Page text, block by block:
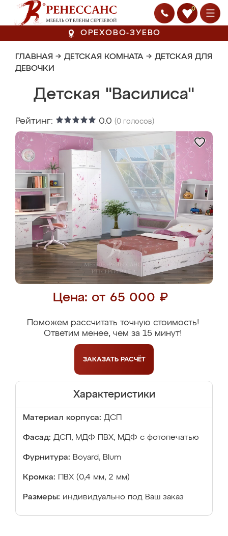
0
ОРЕХОВО-ЗУЕВО
ГЛАВНАЯ → ДЕТСКАЯ КОМНАТА → ДЕТСКАЯ ДЛЯ
ДЕВОЧКИ
Детская "Василиса"
Рейтинг: 0.0 (0 голосов)
Цена: от 65 000 ₽
Поможем рассчитать точную стоимость!
Ответим менее, чем за 15 минут!
ЗАКАЗАТЬ РАСЧЁТ
Характеристики
Материал корпуса: ДСП
Фасад: ДСП, МДФ ПВХ, МДФ с фотопечатью
Фурнитура: Boyard, Blum
Кромка: ПВХ (0,4 мм, 2 мм)
Размеры: индивидуально под Ваш заказ